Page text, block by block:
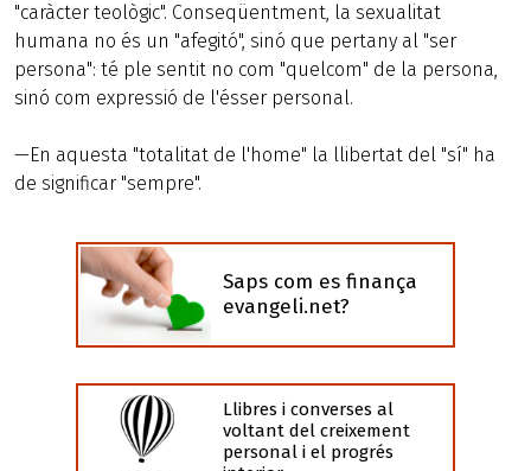
"caràcter teològic". Conseqüentment, la sexualitat
humana no és un "afegitó", sinó que pertany al "ser
persona": té ple sentit no com "quelcom" de la persona,
sinó com expressió de l'ésser personal.
—En aquesta "totalitat de l'home" la llibertat del "sí" ha
de significar "sempre".
Saps com es finança
evangeli.net?
Llibres i converses al
voltant del creixement
personal i el progrés